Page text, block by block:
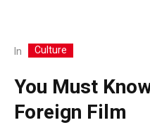
In Culture
You Must
Foreign Film